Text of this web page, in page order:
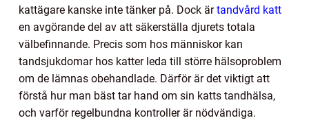
kattägare kanske inte tänker på. Dock ärtandvård katt
en avgörande del av att säkerställa djurets totala
välbefinnande. Precis som hos människor kan
tandsjukdomar hos katter leda till större hälsoproblem
om de lämnas obehandlade. Därför är det viktigt att
förstå hur man bäst tar hand om sin katts tandhälsa,
och varför regelbundna kontroller är nödvändiga.